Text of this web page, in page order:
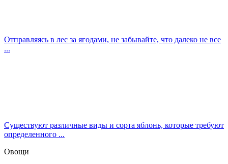
Отправляясь в лес за ягодами, не забывайте, что далеко не все
...
Существуют различные виды и сорта яблонь, которые требуют
определенного ...
Овощи